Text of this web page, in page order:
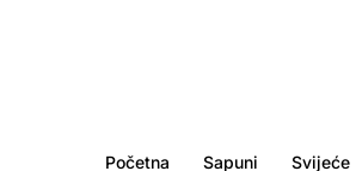
Početna Sapuni Svijeće